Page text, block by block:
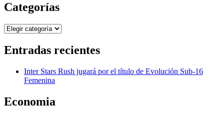
Categorías
Categorías
Entradas recientes
Inter Stars Rush jugará por el título de Evolución Sub-16
Femenina
Economia